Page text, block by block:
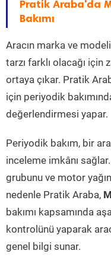
Pratik Araba'da
Bakımı
Aracın marka ve
tarzı farklı olacağı için
ortaya çıkar. Pratik
için periyodik
değerlendirmesi yapar.
Periyodik bakım, bir
inceleme imkânı
grubunu ve motor
nedenle Pratik Araba,
bakımı kapsamında
kontrolünü yaparak
genel bilgi sunar.